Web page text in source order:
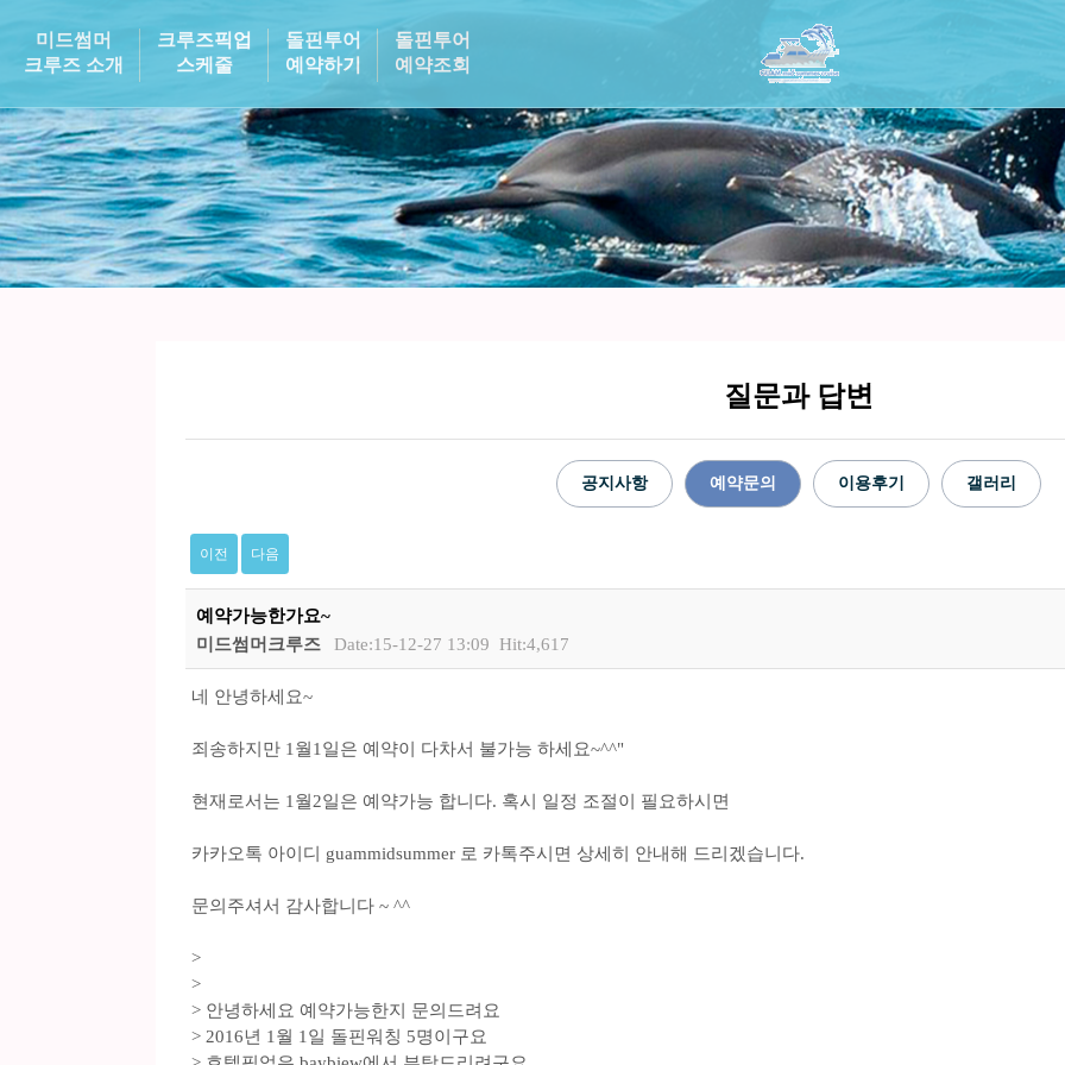
미드썸머
크루즈 소개
크루즈픽업
스케줄
돌핀투어
예약하기
돌핀투어
예약조회
질문과 답변
공지사항 예약문의 이용후기 갤러리
이전 다음
예약가능한가요~
미드썸머크루즈
Date:15-12-27 13:09 Hit:4,617
네 안녕하세요~
죄송하지만 1월1일은 예약이 다차서 불가능 하세요~^^"
현재로서는 1월2일은 예약가능 합니다. 혹시 일정 조절이 필요하시면
카카오톡 아이디 guammidsummer 로 카톡주시면 상세히 안내해 드리겠습니다.
문의주셔서 감사합니다 ~ ^^
>
>
> 안녕하세요 예약가능한지 문의드려요
> 2016년 1월 1일 돌핀워칭 5명이구요